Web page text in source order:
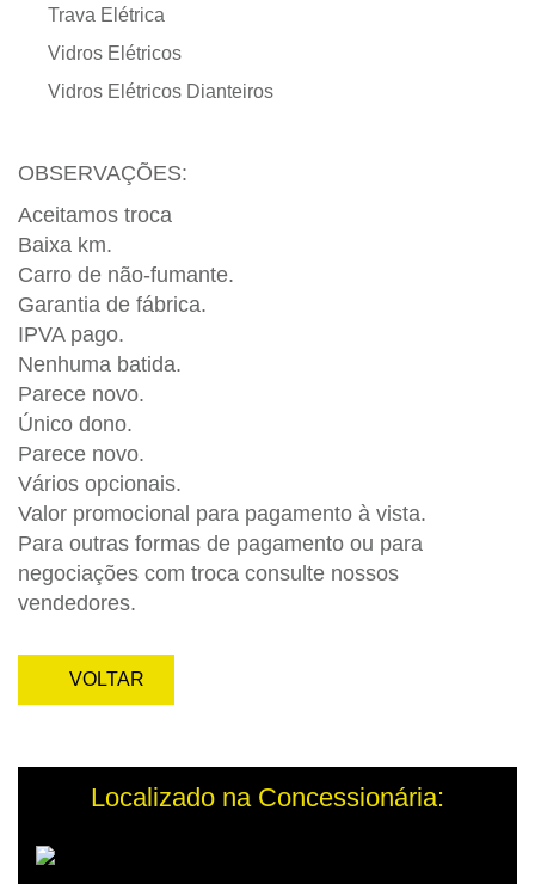
Trava Elétrica
Vidros Elétricos
Vidros Elétricos Dianteiros
OBSERVAÇÕES:
Aceitamos troca
Baixa km.
Carro de não-fumante.
Garantia de fábrica.
IPVA pago.
Nenhuma batida.
Parece novo.
Único dono.
Parece novo.
Vários opcionais.
Valor promocional para pagamento à vista.
Para outras formas de pagamento ou para
negociações com troca consulte nossos
vendedores.
VOLTAR
Localizado na Concessionária: